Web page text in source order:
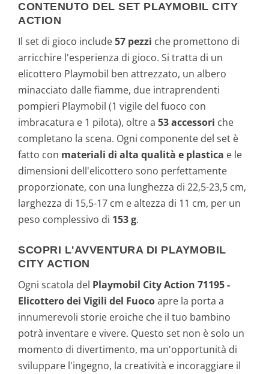
CONTENUTO DEL SET PLAYMOBIL CITY
ACTION
Il set di gioco include57 pezzi che promettono di
arricchire l'esperienza di gioco. Si tratta di un
elicottero Playmobil ben attrezzato, un albero
minacciato dalle fiamme, due intraprendenti
pompieri Playmobil (1 vigile del fuoco con
imbracatura e 1 pilota), oltre a 53 accessori che
completano la scena. Ogni componente del set è
fatto con materiali di alta qualità e plastica e le
dimensioni dell'elicottero sono perfettamente
proporzionate, con una lunghezza di 22,5-23,5 cm,
larghezza di 15,5-17 cm e altezza di 11 cm, per un
peso complessivo di 153 g.
SCOPRI L'AVVENTURA DI PLAYMOBIL
CITY ACTION
Ogni scatola del Playmobil City Action 71195 -
Elicottero dei Vigili del Fuocoapre la porta a
innumerevoli storie eroiche che il tuo bambino
potrà inventare e vivere. Questo set non è solo un
momento di divertimento, ma un'opportunità di
sviluppare l'ingegno, la creatività e incoraggiare il